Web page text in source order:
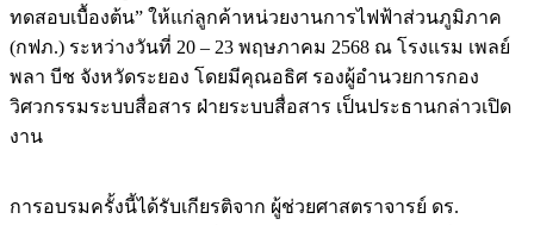
ทดสอบเบื้องต้น” ให้แก่ลูกค้าหน่วยงานการไฟฟ้าส่วนภูมิภาค
(กฟภ.) ระหว่างวันที่ 20 – 23 พฤษภาคม 2568 ณ โรงแรม เพลย์
พลา บีช จังหวัดระยอง โดยมีคุณอธิศ รองผู้อำนวยการกอง
วิศวกรรมระบบสื่อสาร ฝ่ายระบบสื่อสาร เป็นประธานกล่าวเปิด
งาน
การอบรมครั้งนี้ได้รับเกียรติจาก ผู้ช่วยศาสตราจารย์ ดร.